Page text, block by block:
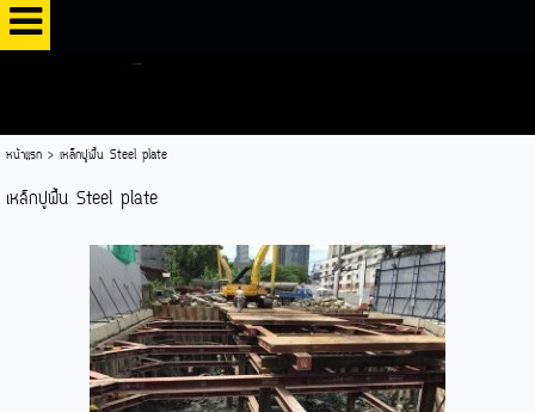
หน้าแรก> เหล็กปูพื้น Steel plate
เหล็กปูพื้น Steel plate